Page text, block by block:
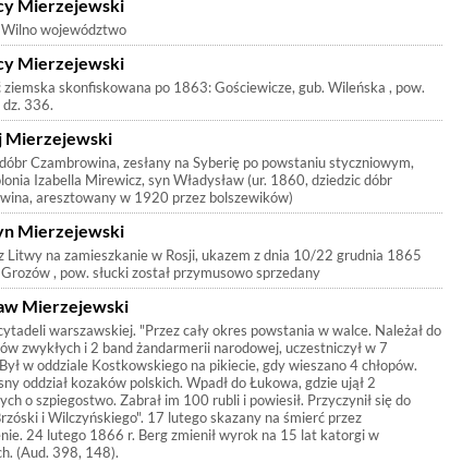
Mierzejewski
Wilno województwo
Mierzejewski
ziemska skonfiskowana po 1863: Gościewicze, gub. Wileńska , pow.
336.
Mierzejewski
Czambrowina, zesłany na Syberię po powstaniu styczniowym,
Izabella Mirewicz, syn Władysław (ur. 1860, dziedzic dóbr
aresztowany w 1920 przez bolszewików)
Mierzejewski
Litwy na zamieszkanie w Rosji, ukazem z dnia 10/22 grudnia 1865
majątek: Grozów , pow. słucki został przymusowo sprzedany
Mierzejewski
warszawskiej. "Przez cały okres powstania w walce. Należał do
zwykłych i 2 band żandarmerii narodowej, uczestniczył w 7
w oddziale Kostkowskiego na pikiecie, gdy wieszano 4 chłopów.
oddział kozaków polskich. Wpadł do Łukowa, gdzie ujął 2
o szpiegostwo. Zabrał im 100 rubli i powiesił. Przyczynił się do
i Wilczyńskiego". 17 lutego skazany na śmierć przez
24 lutego 1866 r. Berg zmienił wyrok na 15 lat katorgi w
(Aud. 398, 148).